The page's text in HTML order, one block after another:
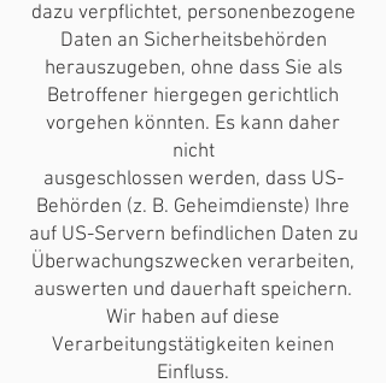
dazu verpflichtet, personenbezogene
Daten an Sicherheitsbehörden
herauszugeben, ohne dass Sie als
Betroffener hiergegen gerichtlich
vorgehen könnten. Es kann daher
nicht
ausgeschlossen werden, dass US-
Behörden (z. B. Geheimdienste) Ihre
auf US-Servern befindlichen Daten zu
Überwachungszwecken verarbeiten,
auswerten und dauerhaft speichern.
Wir haben auf diese
Verarbeitungstätigkeiten keinen
Einfluss.